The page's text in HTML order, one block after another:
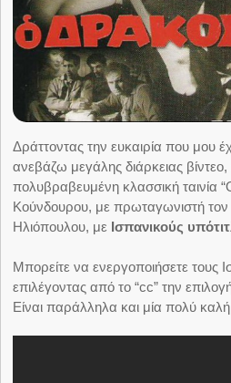
Δράττοντας την ευκαιρία που μου
ανεβάζω μεγάλης διάρκειας
πολυβραβευμένη κλασσική ταινία
Κούνδουρου, με πρωταγωνιστή τον
Ηλιόπουλου, με Ισπανικούς
Μπορείτε να ενεργοποιήσετε τους
επιλέγοντας από το “cc” την
Είναι παράλληλα και μία πολύ